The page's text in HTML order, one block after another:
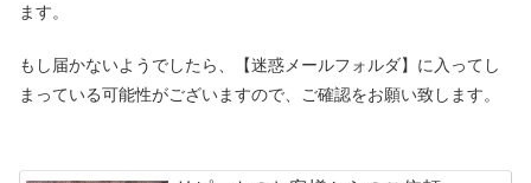
ます。
もし届かないようでしたら、【迷惑メールフォルダ】に入ってし
まっている可能性がございますので、ご確認をお願い致します。